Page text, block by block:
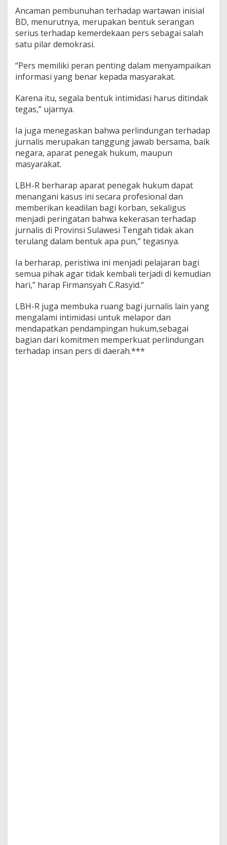
Ancaman pembunuhan terhadap wartawan inisial
BD, menurutnya, merupakan bentuk serangan
serius terhadap kemerdekaan pers sebagai salah
satu pilar demokrasi.
“Pers memiliki peran penting dalam menyampaikan
informasi yang benar kepada masyarakat.
Karena itu, segala bentuk intimidasi harus ditindak
tegas,” ujarnya.
Ia juga menegaskan bahwa perlindungan terhadap
jurnalis merupakan tanggung jawab bersama, baik
negara, aparat penegak hukum, maupun
masyarakat.
LBH-R berharap aparat penegak hukum dapat
menangani kasus ini secara profesional dan
memberikan keadilan bagi korban, sekaligus
menjadi peringatan bahwa kekerasan terhadap
jurnalis di Provinsi Sulawesi Tengah tidak akan
terulang dalam bentuk apa pun,” tegasnya.
Ia berharap, peristiwa ini menjadi pelajaran bagi
semua pihak agar tidak kembali terjadi di kemudian
hari,” harap Firmansyah C.Rasyid.“
LBH-R juga membuka ruang bagi jurnalis lain yang
mengalami intimidasi untuk melapor dan
mendapatkan pendampingan hukum,sebagai
bagian dari komitmen memperkuat perlindungan
terhadap insan pers di daerah.***